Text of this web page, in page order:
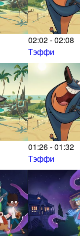
02:02 - 02:08
Тэффи
01:26 - 01:32
Тэффи